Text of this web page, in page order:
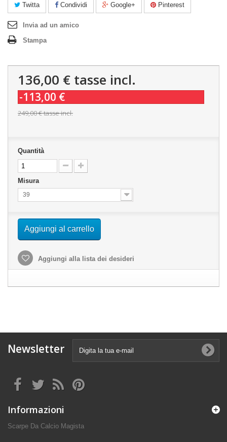
Twitta Condividi Google+ Pinterest
Invia ad un amico
Stampa
136,00 € tasse incl.
-113,00 €
249,00 €tasse incl.
Quantità
Misura
39
Aggiungi al carrello
Aggiungi alla lista dei desideri
Newsletter
Informazioni
Scarpe Da Calcio Magista